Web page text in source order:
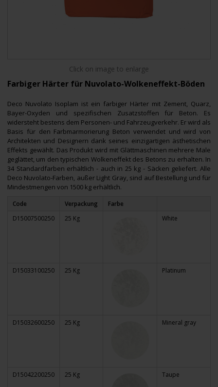
Click on image to enlarge
Farbiger Härter für Nuvolato-Wolkeneffekt-Böden
Deco Nuvolato Isoplam ist ein farbiger Härter mit Zement, Quarz,
Bayer-Oxyden und spezifischen Zusatzstoffen für Beton. Es
widersteht bestens dem Personen- und Fahrzeugverkehr. Er wird als
Basis für den Farbmarmorierung Beton verwendet und wird von
Architekten und Designern dank seines einzigartigen ästhetischen
Effekts gewählt. Das Produkt wird mit Glättmaschinen mehrere Male
geglättet, um den typischen Wolkeneffekt des Betons zu erhalten. In
34 Standardfarben erhältlich - auch in 25 kg - Säcken geliefert. Alle
Deco Nuvolato-Farben, außer Light Gray, sind auf Bestellung und für
Mindestmengen von 1500 kg erhältlich.
Code Verpackung
Farbe
D15007500250
25 Kg White
D15033100250 25 Kg Platinum
D15032600250 25 Kg Mineral gray
D15042200250 25 Kg Taupe